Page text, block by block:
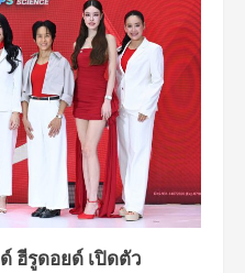
ฮีรูดอยด์ เปิดตัว